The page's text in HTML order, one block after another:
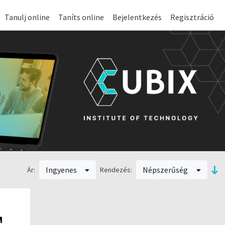
Tanulj online Taníts online Bejelentkezés Regisztráció
Ár: Ingyenes Rendezés: Népszerűség